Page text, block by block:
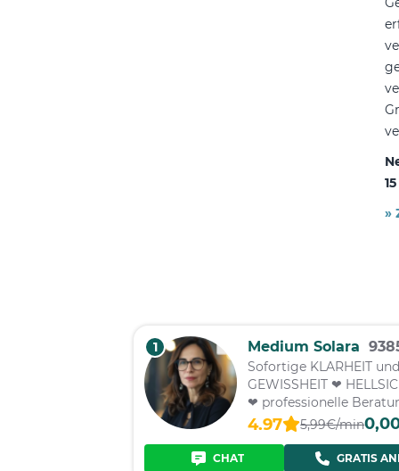
»
1 Medium Solara
Sofortige KLARHEIT und
GEWISSHEIT ❤
❤ professionelle
4.97 5,99€/min
CHAT GRATIS